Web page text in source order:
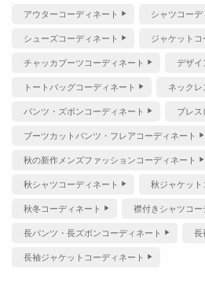
アウターコーディネート シャツコーデ
シューズコーディネート ジャケットコ
チャッカブーツコーディネート デザイ
トートバッグコーディネート ネックレ
パンツ・ズボンコーディネート ブレス
ブーツカットパンツ・フレアコーディネート
秋の新作メンズファッションコーディネート
秋シャツコーディネート 秋ジャケット
秋冬コーディネート 襟付きシャツコー
長パンツ・長ズボンコーディネート 長
長袖ジャケットコーディネート